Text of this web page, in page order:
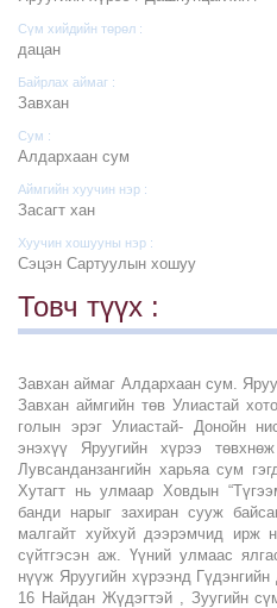
Сүм хийдийн төрөл :
дацан
Байрлах аймаг :
Завхан
Сум :
Алдархаан сум
Аймгийн хуучин нэр :
Засагт хан
Хуучин хошууны нэр :
Сэцэн Сартуулын хошуу
Товч түүх :
Завхан аймаг Алдархаан сум.
Завхан аймгийн төв Улиастай
голын эрэг Улиастай- Донойн
энэхүү Яруугийн хүрээ
Лувсанданзангийн харьяа сум
Хутагт нь улмаар Ховдын
банди нарыг захиран сууж
малгайт хуйхуй дээрэмчид ирж
сүйтгэсэн аж. Үүний улмаас
нүүж Яруугийн хүрээнд
16 Найдан Жүдэгтэй , Зуугийн